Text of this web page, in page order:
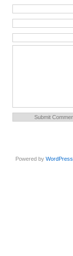
Powered byWordPress